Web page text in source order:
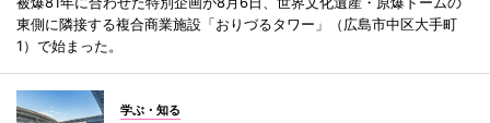
東側に隣接する複合商業施設「おりづるタワー」（広島市中区大手町
1）で始まった。
学ぶ・知る